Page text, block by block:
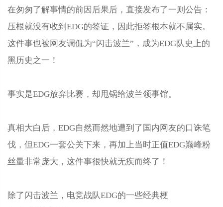
在匆匆了解事情的前因后果后，直接发布了一则公告：
压根就没有收到EDG的签证，因此拒签根本就不属实。
这件事也被网友调侃为“闪击波兰”，成为EDG队史上的
黑历史之一！
事实是EDG放弃比赛，却甩锅给波兰领事馆。
真相大白后，EDG自然而然地遭到了国内网友的口诛笔
伐，但EDG一套公关下来，再加上当时正值EDG巅峰粉
丝量非常庞大，这件事很快就无疾而终了！
除了闪击波兰，电竞战队EDG的一些经典梗